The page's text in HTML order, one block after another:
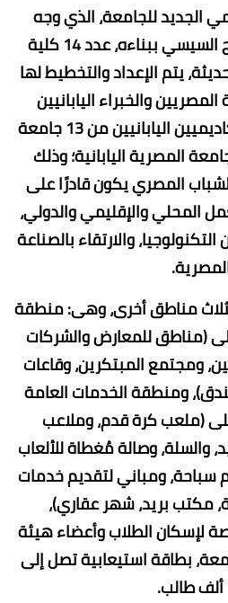
الجديد للجامعة، الذي وجه
السيد الرئيس عبدالفتاح السيسي ببناءه، عدد 14 كلية
يتم الإعداد والتخطيط لها
والخبراء اليابانيين
العاملين بالجامعة، والأكاديميين اليابانيين من 13 جامعة
المصرية اليابانية؛ وذلك
المصري يكون قادرًا على
المحلي والإقليمي والدولي،
والارتقاء بالصناعة
مناطق أخرى، وهى: منطقة
(مناطق للمعارض والشركات
ومجتمع المبتكرين، وقاعات
ومنطقة الخدمات العامة
(ملعب كرة قدم، وملاعب
والسلة، وصالة مُغطاة للألعاب
سباحة، ومباني لتقديم خدمات
مكتب بريد، شهر عقاري)،
لإسكان الطلاب وأعضاء هيئة
بطاقة استيعابية تصل إلى